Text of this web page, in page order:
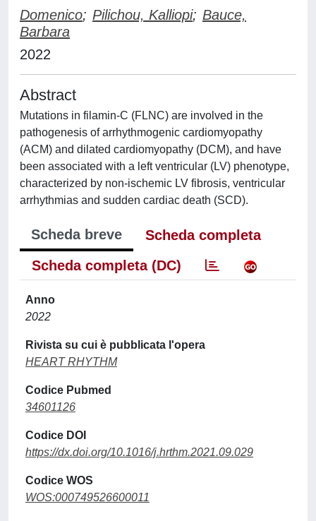
Domenico; Pilichou, Kalliopi; Bauce,
Barbara
2022
Abstract
Mutations in filamin-C (FLNC) are involved in the
pathogenesis of arrhythmogenic cardiomyopathy
(ACM) and dilated cardiomyopathy (DCM), and have
been associated with a left ventricular (LV) phenotype,
characterized by non-ischemic LV fibrosis, ventricular
arrhythmias and sudden cardiac death (SCD).
Scheda breve
Scheda completa
Scheda completa (DC)
Anno
2022
Rivista su cui è pubblicata l'opera
HEART RHYTHM
Codice Pubmed
34601126
Codice DOI
https://dx.doi.org/10.1016/j.hrthm.2021.09.029
Codice WOS
WOS:000749526600011